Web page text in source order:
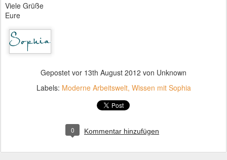
Viele Grüße
Eure
Gepostet vor 13th August 2012 von Unknown
Labels: Moderne Arbeitswelt Wissen mit Sophia
0 Kommentar hinzufügen